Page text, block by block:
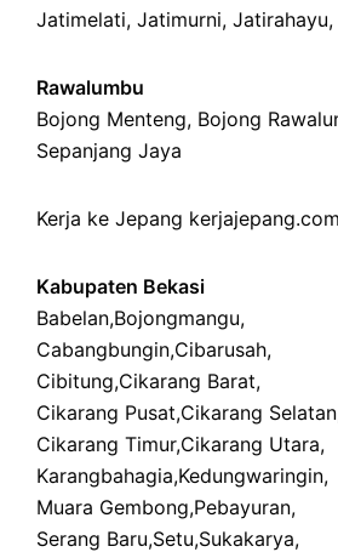
Jatimelati, Jatimurni, Jatirahayu,
Rawalumbu
Bojong Menteng, Bojong
Sepanjang Jaya
Kerja ke Jepang kerjajepang.com
Kabupaten Bekasi
Babelan,Bojongmangu,
Cabangbungin,Cibarusah,
Cibitung,Cikarang Barat,
Cikarang Pusat,Cikarang Selatan
Cikarang Timur,Cikarang Utara,
Karangbahagia,Kedungwaringin,
Muara Gembong,Pebayuran,
Serang Baru,Setu,Sukakarya,